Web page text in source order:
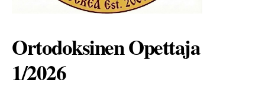
Ortodoksinen Opettaja
1/2026